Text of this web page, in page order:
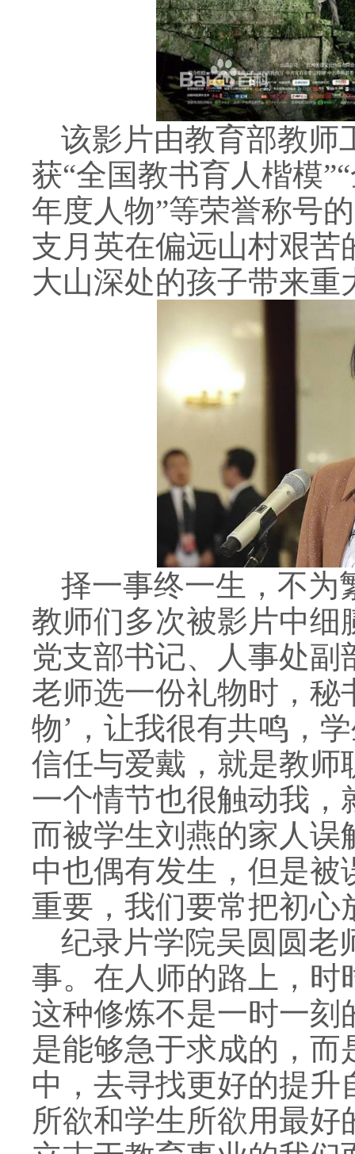
该影片由教育部教师
获“全国教书育人楷模
年度人物”等荣誉称号
支月英在偏远山村艰苦
大山深处的孩子带来重
择一事终一生，不为
教师们多次被影片中细
党支部书记、人事处副
老师选一份礼物时，秘
物’，让我很有共鸣，
信任与爱戴，就是教师
一个情节也很触动我，
而被学生刘燕的家人误
中也偶有发生，但是
重要，我们要常把初心
纪录片学院吴圆圆老
事。在人师的路上，时
这种修炼不是一时一刻
是能够急于求成的，
中，去寻找更好的提
所欲和学生所欲用最